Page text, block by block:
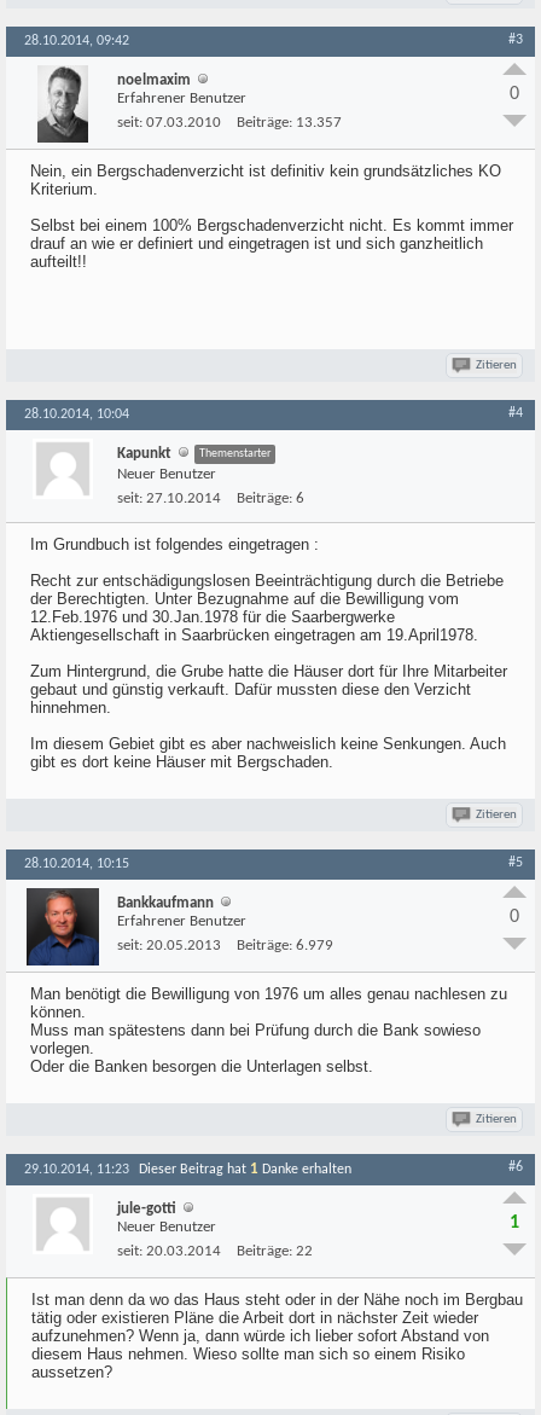
28.10.2014, 09:42 #3
noelmaxim
Erfahrener Benutzer
seit: 07.03.2010 Beiträge: 13.357
0
Nein, ein Bergschadenverzicht ist definitiv kein grundsätzliches KO
Kriterium.
Selbst bei einem 100% Bergschadenverzicht nicht. Es kommt immer
drauf an wie er definiert und eingetragen ist und sich ganzheitlich
aufteilt!!
Zitieren
28.10.2014, 10:04 #4
Kapunkt Themenstarter
Neuer Benutzer
seit: 27.10.2014 Beiträge: 6
Im Grundbuch ist folgendes eingetragen :
Recht zur entschädigungslosen Beeinträchtigung durch die Betriebe
der Berechtigten. Unter Bezugnahme auf die Bewilligung vom
12.Feb.1976 und 30.Jan.1978 für die Saarbergwerke
Aktiengesellschaft in Saarbrücken eingetragen am 19.April1978.
Zum Hintergrund, die Grube hatte die Häuser dort für Ihre Mitarbeiter
gebaut und günstig verkauft. Dafür mussten diese den Verzicht
hinnehmen.
Im diesem Gebiet gibt es aber nachweislich keine Senkungen. Auch
gibt es dort keine Häuser mit Bergschaden.
Zitieren
28.10.2014, 10:15 #5
Bankkaufmann
Erfahrener Benutzer
seit: 20.05.2013 Beiträge: 6.979
0
Man benötigt die Bewilligung von 1976 um alles genau nachlesen zu
können.
Muss man spätestens dann bei Prüfung durch die Bank sowieso
vorlegen.
Oder die Banken besorgen die Unterlagen selbst.
Zitieren
29.10.2014, 11:23 Dieser Beitrag hat 1 Danke erhalten #6
jule-gotti
Neuer Benutzer
seit: 20.03.2014 Beiträge: 22
1
Ist man denn da wo das Haus steht oder in der Nähe noch im Bergbau
tätig oder existieren Pläne die Arbeit dort in nächster Zeit wieder
aufzunehmen? Wenn ja, dann würde ich lieber sofort Abstand von
diesem Haus nehmen. Wieso sollte man sich so einem Risiko
aussetzen?